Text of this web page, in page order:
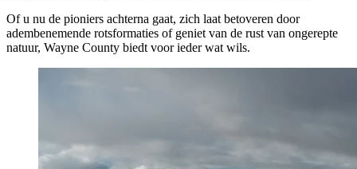
Of u nu de pioniers achterna gaat, zich laat betoveren door
adembenemende rotsformaties of geniet van de rust van ongerepte
natuur, Wayne County biedt voor ieder wat wils.